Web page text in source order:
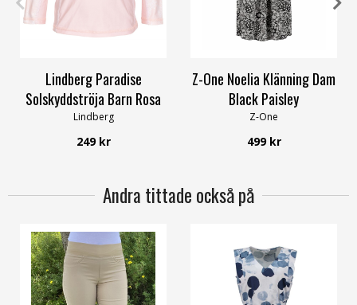
110/116 122/128
Lindberg Paradise
Solskyddströja Barn Rosa
Lindberg
249 kr
44/46 48/50
Z-One Noelia Klänning Dam
Black Paisley
Z-One
499 kr
Andra tittade också på